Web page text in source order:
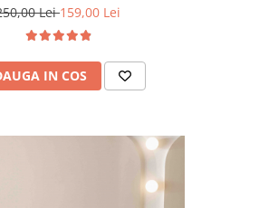
Lei159,00 Lei
IN COS